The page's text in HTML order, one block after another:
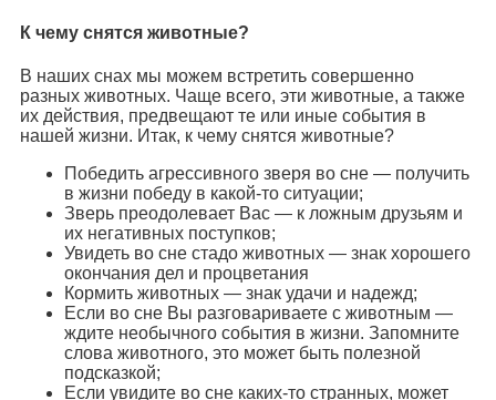
К чему снятся животные?
В наших снах мы можем встретить совершенно
разных животных. Чаще всего, эти животные, а также
их действия, предвещают те или иные события в
нашей жизни. Итак, к чему снятся животные?
Победить агрессивного зверя во сне — получить
в жизни победу в какой-то ситуации;
Зверь преодолевает Вас — к ложным друзьям и
их негативных поступков;
Увидеть во сне стадо животных — знак хорошего
окончания дел и процветания
Кормить животных — знак удачи и надежд;
Если во сне Вы разговариваете с животным —
ждите необычного события в жизни. Запомните
слова животного, это может быть полезной
подсказкой;
Если увидите во сне каких-то странных, может